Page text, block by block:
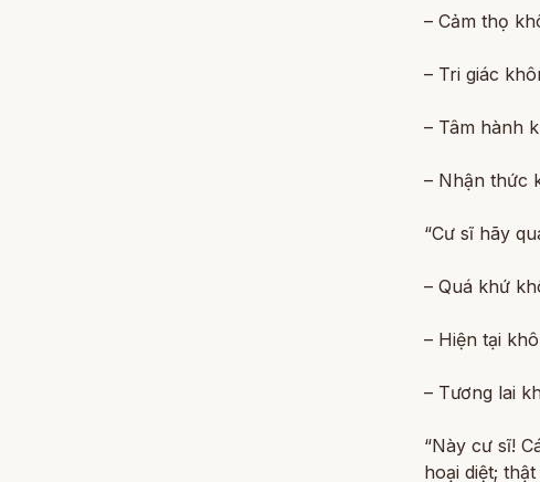
– Cảm thọ
– Tri giác
– Tâm hành
– Nhận thức
“Cư sĩ hãy
– Quá khứ
– Hiện tại
– Tương lai
“Này cư sĩ!
hoại diệt;